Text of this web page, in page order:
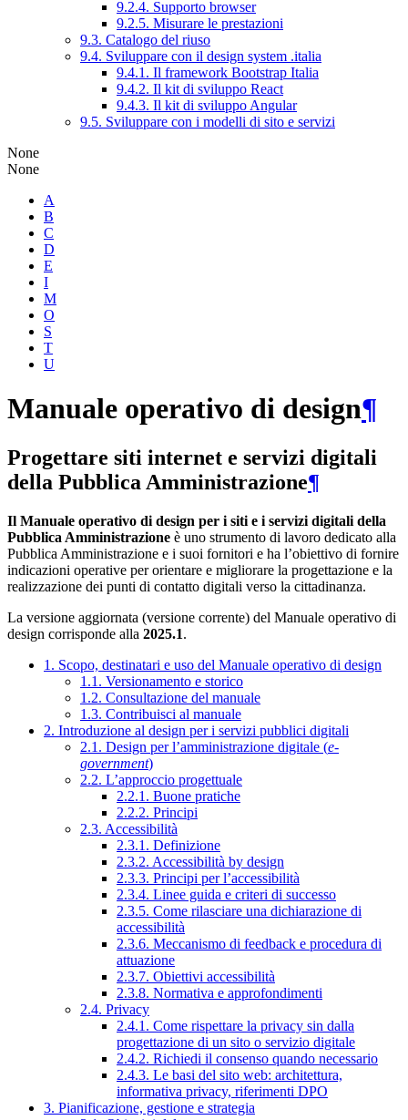
9.2.4. Supporto browser
9.2.5. Misurare le prestazioni
9.3. Catalogo del riuso
9.4. Sviluppare con il design system .italia
9.4.1. Il framework Bootstrap Italia
9.4.2. Il kit di sviluppo React
9.4.3. Il kit di sviluppo Angular
9.5. Sviluppare con i modelli di sito e servizi
None
None
A
B
C
D
E
I
M
O
S
T
U
Manuale operativo di design¶
Progettare siti internet e servizi digitali
della Pubblica Amministrazione¶
Il Manuale operativo di design per i siti e i servizi digitali della
Pubblica Amministrazione è uno strumento di lavoro dedicato alla
Pubblica Amministrazione e i suoi fornitori e ha l’obiettivo di fornire
indicazioni operative per orientare e migliorare la progettazione e la
realizzazione dei punti di contatto digitali verso la cittadinanza.
La versione aggiornata (versione corrente) del Manuale operativo di
design corrisponde alla 2025.1.
1. Scopo, destinatari e uso del Manuale operativo di design
1.1. Versionamento e storico
1.2. Consultazione del manuale
1.3. Contribuisci al manuale
2. Introduzione al design per i servizi pubblici digitali
2.1. Design per l’amministrazione digitale (e-
government)
2.2. L’approccio progettuale
2.2.1. Buone pratiche
2.2.2. Principi
2.3. Accessibilità
2.3.1. Definizione
2.3.2. Accessibilità by design
2.3.3. Principi per l’accessibilità
2.3.4. Linee guida e criteri di successo
2.3.5. Come rilasciare una dichiarazione di
accessibilità
2.3.6. Meccanismo di feedback e procedura di
attuazione
2.3.7. Obiettivi accessibilità
2.3.8. Normativa e approfondimenti
2.4. Privacy
2.4.1. Come rispettare la privacy sin dalla
progettazione di un sito o servizio digitale
2.4.2. Richiedi il consenso quando necessario
2.4.3. Le basi del sito web: architettura,
informativa privacy, riferimenti DPO
3. Pianificazione, gestione e strategia